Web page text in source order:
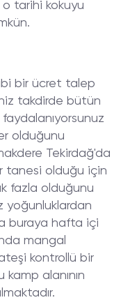
tarihi kokuyu
bir ücret talep
takdirde bütün
olduğunu
Tekirdağ'da
tanesi olduğu için
fazla olduğunu
yoğunluklardan
buraya hafta içi
mangal
kontrollü bir
alanının